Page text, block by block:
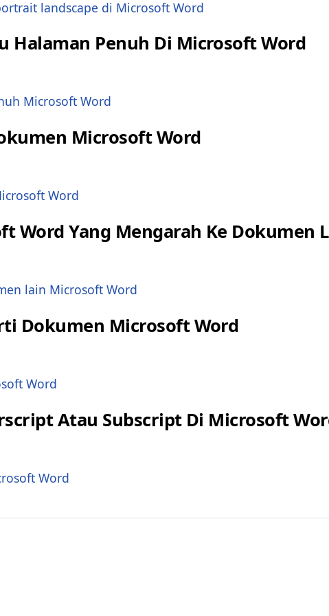
Halaman Penuh Di Microsoft Word
Microsoft Word
Word Yang Mengarah Ke Dokumen
Dokumen Microsoft Word
Atau Subscript Di Microsoft